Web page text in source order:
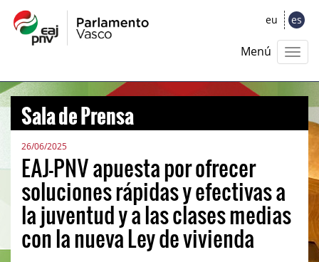
eu es
Menú
Sala de Prensa
26/06/2025
EAJ-PNV apuesta por ofrecer
soluciones rápidas y efectivas a
la juventud y a las clases medias
con la nueva Ley de vivienda